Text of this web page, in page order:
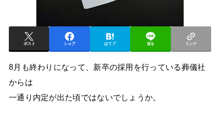
ポスト シェア はてブ 送る リンク
8月も終わりになって、新卒の採用を行っている葬儀社
からは
一通り内定が出た頃ではないでしょうか。